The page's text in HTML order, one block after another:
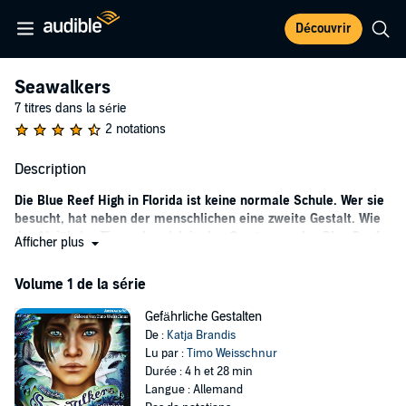
Découvrir
Seawalkers
7 titres dans la série
2 notations
Description
Die Blue Reef High in Florida ist keine normale Schule. Wer sie
besucht, hat neben der menschlichen eine zweite Gestalt. Wie
der 14-jährige Tiago, der sich in den Gewässern des Blue Reef
unbekümmerte Delfinmädchen Shari lässt sich davon nicht
abschrecken, und die beiden werden Freunde. Als sie ein Hilferuf
aus den Everglades erreicht, machen sich Tiago, Shari und weitere
Meerestiere zu den Sümpfen Floridas auf, um ein seltenes Tier zu
finden. Nachdem sie erfahren, dass Gangster nahe der Schule
Afficher plus
Volume 1 de la série
Gefährliche Gestalten
De : Katja Brandis
Lu par :Timo Weisschnur
Durée : 4 h et 28 min
Langue : Allemand